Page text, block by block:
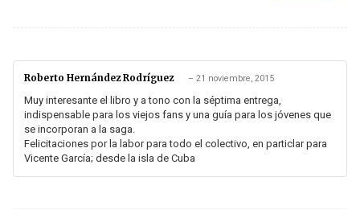
Roberto Hernández Rodríguez – 21 noviembre, 2015
Muy interesante el libro y a tono con la séptima entrega,
indispensable para los viejos fans y una guía para los jóvenes que
se incorporan a la saga.
Felicitaciones por la labor para todo el colectivo, en particlar para
Vicente García; desde la isla de Cuba